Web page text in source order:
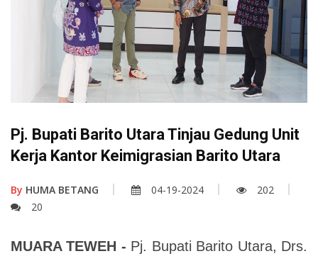
Pj. Bupati Barito Utara Tinjau Gedung Unit
Kerja Kantor Keimigrasian Barito Utara
By HUMA BETANG 04-19-2024
202
20
MUARA TEWEH - Pj. Bupati Barito Utara, Drs.